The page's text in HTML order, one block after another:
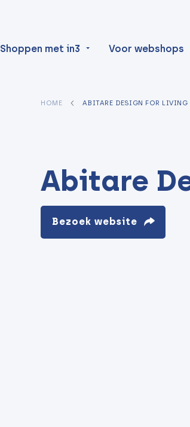
Shoppen met in3 Voor webshops
HOME ABITARE DESIGN FOR LIVING
Abitare
Bezoek website